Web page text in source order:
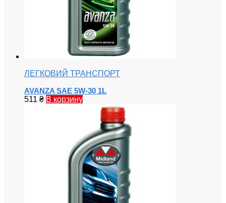
ЛЕГКОВИЙ ТРАНСПОРТ
AVANZA SAE 5W-30 1L
511 ₴ В корзину